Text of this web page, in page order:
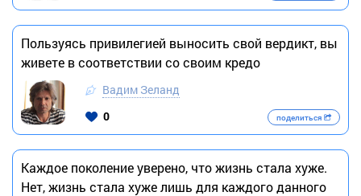
Пользуясь привилегией выносить свой вердикт, вы
живете в соответствии со своим кредо
Вадим Зеланд
0
поделиться
Каждое поколение уверено, что жизнь стала хуже.
Нет, жизнь стала хуже лишь для каждого данного